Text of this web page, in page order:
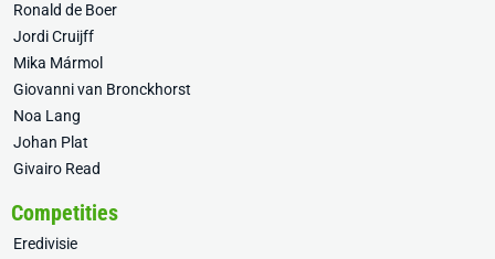
Ronald de Boer
Jordi Cruijff
Mika Mármol
Giovanni van Bronckhorst
Noa Lang
Johan Plat
Givairo Read
Competities
Eredivisie